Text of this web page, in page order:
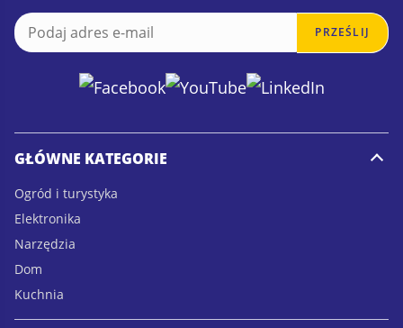
dostępność produktów oraz szybką dostawę na
terenie całej Europy. Nasze produkty są
wybierane pod kątem popularności rynkowej,
funkcjonalności i potencjału sprzedażowego.
Jakie produkty znajdziesz w kategorii
Kategoria obejmuje między innymi:
Anteny telewizji cyfrowej DVB-T
Anteny pokojowe TV
a
i
l
E
m
PRZEŚLIJ
GŁÓWNE KATEGORIE
Ogród i turystyka
Elektronika
Narzędzia
Dom
Kuchnia